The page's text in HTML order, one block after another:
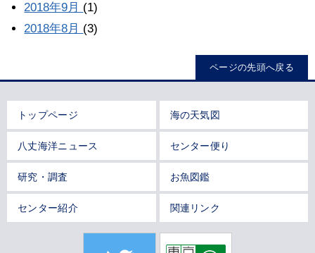
2018年9月 (1)
2018年8月 (3)
ページの先頭へ戻る
トップページ 海の天気図
八丈海洋ニュース センター便り
研究・調査 お魚図鑑
センター紹介 関連リンク